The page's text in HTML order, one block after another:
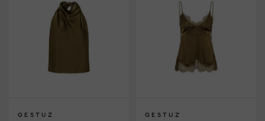
GESTUZ GESTUZ